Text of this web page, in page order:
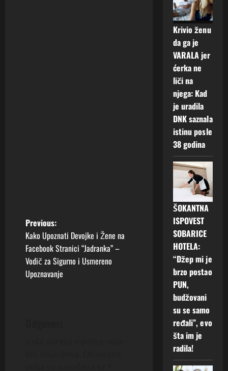
P
o
s
Previous:
Kako Upoznati Devojke i Žene na
Facebook Stranici “Jadranka” –
Vodič za Sigurno i Usmereno
Upoznavanje
Krivio ženu
da ga je
VARALA jer
ćerka ne
liči na
njega: Kad
je uradila
DNK saznala
istinu posle
38 godina
ŠOKANTNA
ISPOVEST
SOBARICE
HOTELA:
“Džep mi je
brzo postao
PUN,
budžovani
su se samo
ređali”, evo
šta im je
radila!